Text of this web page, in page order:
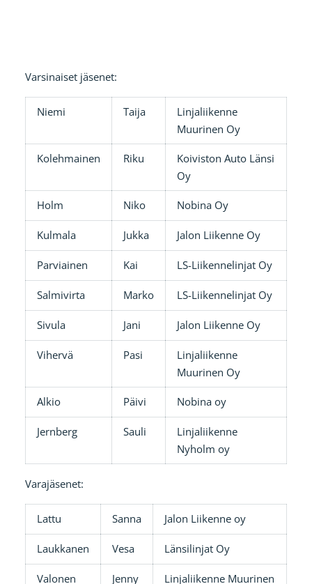
Varsinaiset jäsenet:
Niemi Taija
Linjaliikenne
Muurinen Oy
Kolehmainen Riku
Koiviston Auto Länsi
Oy
Holm Niko Nobina Oy
Kulmala Jukka Jalon Liikenne Oy
Parviainen Kai LS-Liikennelinjat Oy
Salmivirta Marko LS-Liikennelinjat Oy
Sivula Jani Jalon Liikenne Oy
Vihervä Pasi
Linjaliikenne
Muurinen Oy
Alkio Päivi Nobina oy
Jernberg Sauli
Linjaliikenne
Nyholm oy
Varajäsenet:
Lattu Sanna Jalon Liikenne oy
Laukkanen Vesa Länsilinjat Oy
Valonen Jenny Linjaliikenne Muurinen